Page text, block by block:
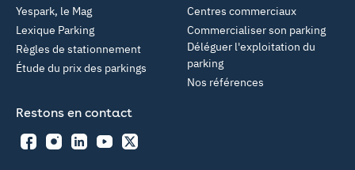
Centres commerciaux
Commercialiser son parking
Déléguer l'exploitation du
parking
Nos références
Yespark, le Mag
Lexique Parking
Règles de stationnement
Étude du prix des parkings
Restons en contact
FacebookInstagramLinkedInYouTubeTwitter